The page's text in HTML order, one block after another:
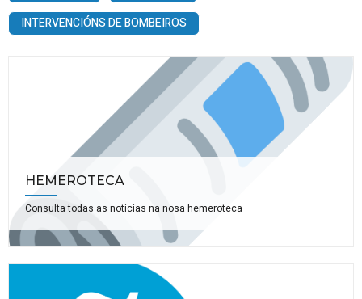
INTERVENCIÓNS DE BOMBEIROS
HEMEROTECA
Consulta todas as noticias na nosa hemeroteca